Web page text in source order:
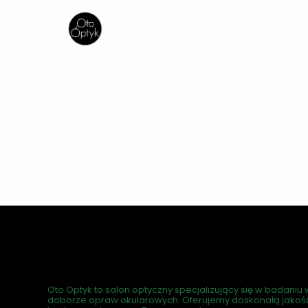
Oto Optyk to salon optyczny specjalizujący się w badaniu
doborze opraw okularowych. Oferujemy doskonałą